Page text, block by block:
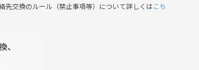
願いいたします。
先交換のルール（禁止事項等）について詳しくはこち